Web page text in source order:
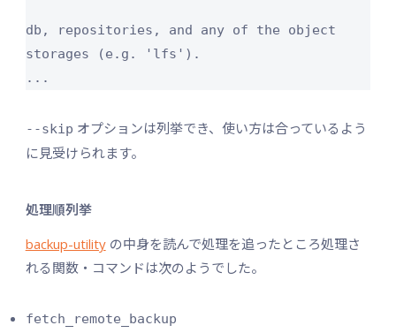
db, repositories, and any of the object
storages (e.g. 'lfs').
...
--skip オプションは列挙でき、使い方は合っているよう
に見受けられます。
処理順列挙
backup-utilityの中身を読んで処理を追ったところ処理さ
れる関数・コマンドは次のようでした。
fetch_remote_backup